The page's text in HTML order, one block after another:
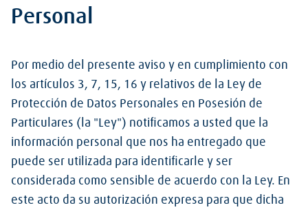
Personal
Por medio del presente aviso y en cumplimiento con
los artículos 3, 7, 15, 16 y relativos de la Ley de
Protección de Datos Personales en Posesión de
Particulares (la "Ley") notificamos a usted que la
información personal que nos ha entregado que
puede ser utilizada para identificarle y ser
considerada como sensible de acuerdo con la Ley. En
este acto da su autorización expresa para que dicha